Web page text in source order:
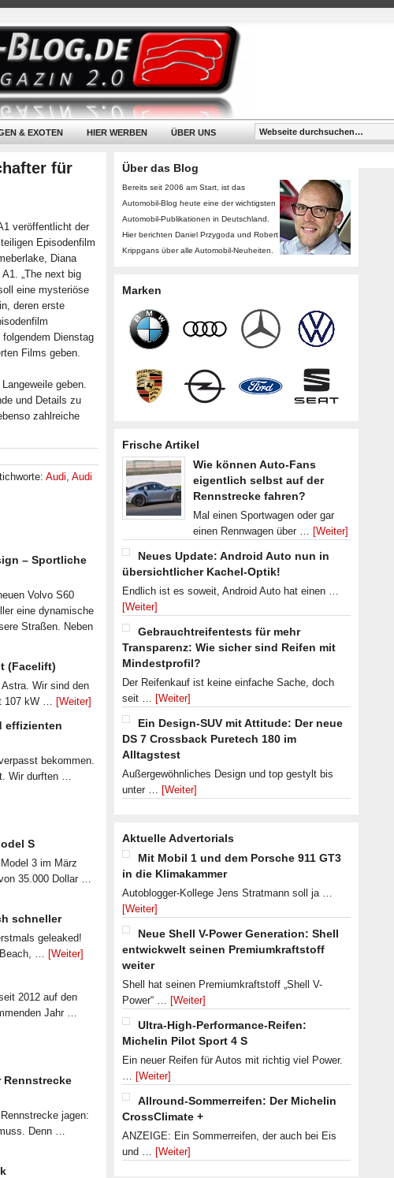
& EXOTEN HIER WERBEN ÜBER UNS
für
veröffentlicht der
Episodenfilm
Diana
„The next big
eine mysteriöse
deren erste
Dienstag
Films geben.
geben.
und Details zu
zahlreiche
Audi, Audi
– Sportliche
Volvo S60
eine dynamische
Straßen. Neben
(Facelift)
Wir sind den
107 kW … [Weiter]
effizienten
bekommen.
Wir durften …
S
3 im März
35.000 Dollar …
schneller
geleaked!
Beach, … [Weiter]
2012 auf den
Jahr …
jagen:
Denn …
Über das Blog
Bereits seit 2006 am Start, ist das
Automobil-Blog heute eine der wichtigsten
Automobil-Publikationen in Deutschland.
Hier berichten Daniel Przygoda und Robert
Krippgans über alle Automobil-Neuheiten.
Marken
Frische Artikel
Wie können Auto-Fans
eigentlich selbst auf der
Rennstrecke fahren?
Mal einen Sportwagen oder gar
einen Rennwagen über … [Weiter]
Neues Update: Android Auto nun in
übersichtlicher Kachel-Optik!
Endlich ist es soweit, Android Auto hat einen …
[Weiter]
Gebrauchtreifentests für mehr
Transparenz: Wie sicher sind Reifen mit
Mindestprofil?
Der Reifenkauf ist keine einfache Sache, doch
seit … [Weiter]
Ein Design-SUV mit Attitude: Der neue
DS 7 Crossback Puretech 180 im
Alltagstest
Außergewöhnliches Design und top gestylt bis
unter … [Weiter]
Aktuelle Advertorials
Mit Mobil 1 und dem Porsche 911 GT3
in die Klimakammer
Autoblogger-Kollege Jens Stratmann soll ja …
[Weiter]
Neue Shell V-Power Generation: Shell
entwickwelt seinen Premiumkraftstoff
weiter
Shell hat seinen Premiumkraftstoff „Shell V-
Power“ … [Weiter]
Ultra-High-Performance-Reifen:
Michelin Pilot Sport 4 S
Ein neuer Reifen für Autos mit richtig viel Power.
… [Weiter]
Allround-Sommerreifen: Der Michelin
CrossClimate +
ANZEIGE: Ein Sommerreifen, der auch bei Eis
und … [Weiter]